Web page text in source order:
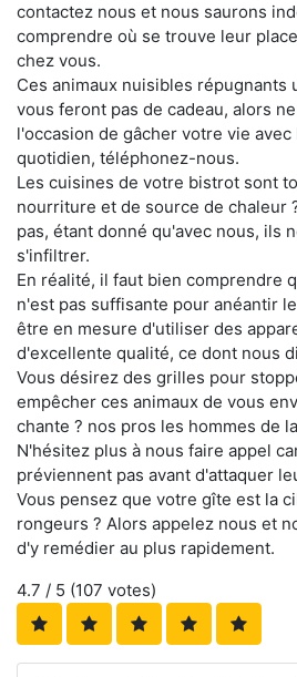
contactez nous et nous saurons
comprendre où se trouve leur
chez vous.
Ces animaux nuisibles répugnants
vous feront pas de cadeau, alors
l'occasion de gâcher votre vie
quotidien, téléphonez-nous.
Les cuisines de votre bistrot sont
nourriture et de source de chaleur
pas, étant donné qu'avec nous, ils
s'infiltrer.
En réalité, il faut bien comprendre
n'est pas suffisante pour anéantir
être en mesure d'utiliser des
d'excellente qualité, ce dont nous
Vous désirez des grilles pour
empêcher ces animaux de vous
chante ? nos pros les hommes de
N'hésitez plus à nous faire appel
préviennent pas avant d'attaquer
Vous pensez que votre gîte est la
rongeurs ? Alors appelez nous et
d'y remédier au plus rapidement.
4.7 / 5 (107 votes)